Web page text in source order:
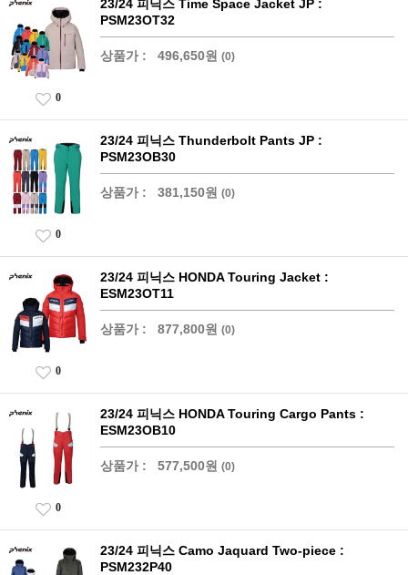
23/24 피닉스 Time Space Jacket JP :
PSM23OT32
상품가 : 496,650원 (0)
0
23/24 피닉스 Thunderbolt Pants JP :
PSM23OB30
상품가 : 381,150원 (0)
0
23/24 피닉스 HONDA Touring Jacket :
ESM23OT11
상품가 : 877,800원 (0)
0
23/24 피닉스 HONDA Touring Cargo Pants :
ESM23OB10
상품가 : 577,500원 (0)
0
23/24 피닉스 Camo Jaquard Two-piece :
PSM232P40